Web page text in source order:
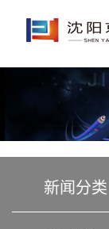
新闻分类